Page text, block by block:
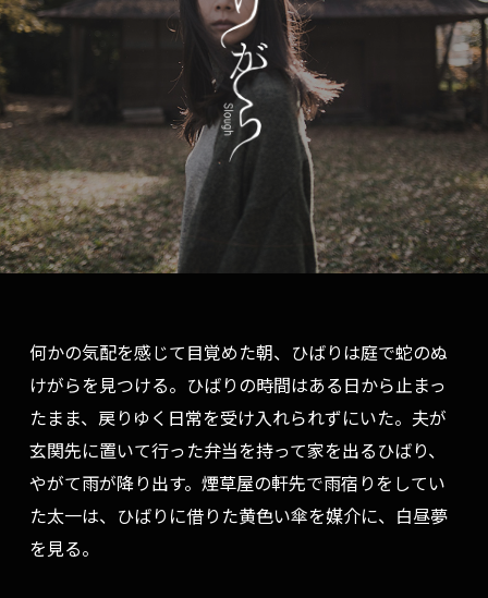
何かの気配を感じて目覚めた朝、ひばりは庭で蛇のぬ
けがらを見つける。ひばりの時間はある日から止まっ
たまま、戻りゆく日常を受け入れられずにいた。夫が
玄関先に置いて行った弁当を持って家を出るひばり、
やがて雨が降り出す。煙草屋の軒先で雨宿りをしてい
た太一は、ひばりに借りた黄色い傘を媒介に、白昼夢
を見る。